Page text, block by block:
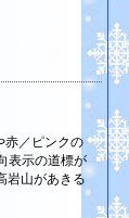
赤／ピンクの
表示の道標が
岩山があきる